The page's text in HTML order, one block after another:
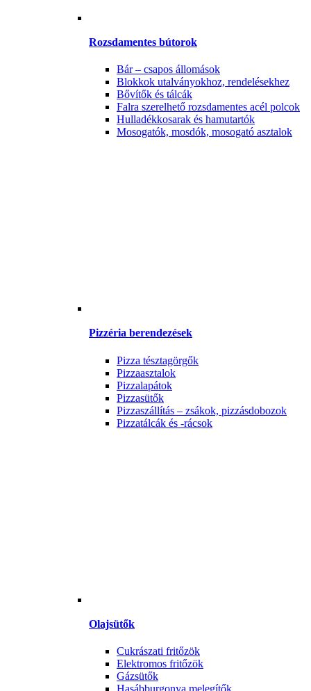
Rozsdamentes bútorok
Bár – csapos állomások
Blokkok utalványokhoz, rendelésekhez
Bővítők és tálcák
Falra szerelhető rozsdamentes acél polcok
Hulladékkosarak és hamutartók
Mosogatók, mosdók, mosogató asztalok
Pizzéria berendezések
Pizza tésztagörgők
Pizzaasztalok
Pizzalapátok
Pizzasütők
Pizzaszállítás – zsákok, pizzásdobozok
Pizzatálcák és -rácsok
Olajsütők
Cukrászati fritőzök
Elektromos fritőzök
Gázsütők